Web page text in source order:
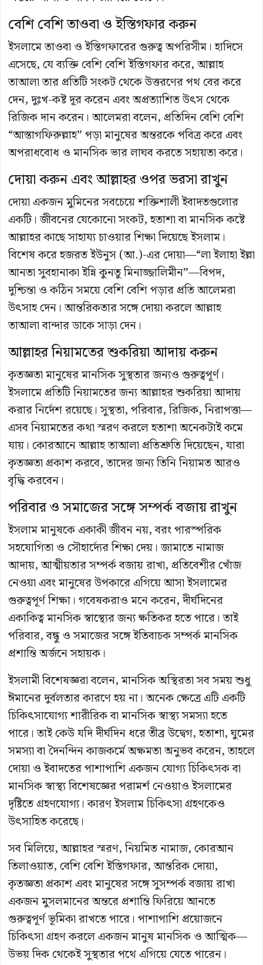
বেশি বেশি তাওবা ও ইস্তিগফার করুন
ইসলামে তাওবা ও ইস্তিগফারের গুরুত্ব অপরিসীম। হাদিসে
এসেছে, যে ব্যক্তি বেশি বেশি ইস্তিগফার করে, আল্লাহ
তাআলা তার প্রতিটি সংকট থেকে উত্তরণের পথ বের করে
দেন, দুঃখ-কষ্ট দূর করেন এবং অপ্রত্যাশিত উৎস থেকে
রিজিক দান করেন। আলেমরা বলেন, প্রতিদিন বেশি বেশি
“আস্তাগফিরুল্লাহ” পড়া মানুষের অন্তরকে পবিত্র করে এবং
অপরাধবোধ ও মানসিক ভার লাঘব করতে সহায়তা করে।
দোয়া করুন এবং আল্লাহর ওপর ভরসা রাখুন
দোয়া একজন মুমিনের সবচেয়ে শক্তিশালী ইবাদতগুলোর
একটি। জীবনের যেকোনো সংকট, হতাশা বা মানসিক কষ্টে
আল্লাহর কাছে সাহায্য চাওয়ার শিক্ষা দিয়েছে ইসলাম।
বিশেষ করে হজরত ইউনুস (আ.)-এর দোয়া—“লা ইলাহা ইল্লা
আনতা সুবহানাকা ইন্নি কুনতু মিনাজ্জালিমীন”—বিপদ,
দুশ্চিন্তা ও কঠিন সময়ে বেশি বেশি পড়ার প্রতি আলেমরা
উৎসাহ দেন। আন্তরিকতার সঙ্গে দোয়া করলে আল্লাহ
তাআলা বান্দার ডাকে সাড়া দেন।
আল্লাহর নিয়ামতের শুকরিয়া আদায় করুন
কৃতজ্ঞতা মানুষের মানসিক সুস্থতার জন্যও গুরুত্বপূর্ণ।
ইসলামে প্রতিটি নিয়ামতের জন্য আল্লাহর শুকরিয়া আদায়
করার নির্দেশ রয়েছে। সুস্থতা, পরিবার, রিজিক, নিরাপত্তা—
এসব নিয়ামতের কথা স্মরণ করলে হতাশা অনেকটাই কমে
যায়। কোরআনে আল্লাহ তাআলা প্রতিশ্রুতি দিয়েছেন, যারা
কৃতজ্ঞতা প্রকাশ করবে, তাদের জন্য তিনি নিয়ামত আরও
বৃদ্ধি করবেন।
পরিবার ও সমাজের সঙ্গে সম্পর্ক বজায় রাখুন
ইসলাম মানুষকে একাকী জীবন নয়, বরং পারস্পরিক
সহযোগিতা ও সৌহার্দ্যের শিক্ষা দেয়। জামাতে নামাজ
আদায়, আত্মীয়তার সম্পর্ক বজায় রাখা, প্রতিবেশীর খোঁজ
নেওয়া এবং মানুষের উপকারে এগিয়ে আসা ইসলামের
গুরুত্বপূর্ণ শিক্ষা। গবেষকরাও মনে করেন, দীর্ঘদিনের
একাকিত্ব মানসিক স্বাস্থ্যের জন্য ক্ষতিকর হতে পারে। তাই
পরিবার, বন্ধু ও সমাজের সঙ্গে ইতিবাচক সম্পর্ক মানসিক
প্রশান্তি অর্জনে সহায়ক।
ইসলামী বিশেষজ্ঞরা বলেন, মানসিক অস্থিরতা সব সময় শুধু
ঈমানের দুর্বলতার কারণে হয় না। অনেক ক্ষেত্রে এটি একটি
চিকিৎসাযোগ্য শারীরিক বা মানসিক স্বাস্থ্য সমস্যা হতে
পারে। তাই কেউ যদি দীর্ঘদিন ধরে তীব্র উদ্বেগ, হতাশা, ঘুমের
সমস্যা বা দৈনন্দিন কাজকর্মে অক্ষমতা অনুভব করেন, তাহলে
দোয়া ও ইবাদতের পাশাপাশি একজন যোগ্য চিকিৎসক বা
মানসিক স্বাস্থ্য বিশেষজ্ঞের পরামর্শ নেওয়াও ইসলামের
দৃষ্টিতে গ্রহণযোগ্য। কারণ ইসলাম চিকিৎসা গ্রহণকেও
উৎসাহিত করেছে।
সব মিলিয়ে, আল্লাহর স্মরণ, নিয়মিত নামাজ, কোরআন
তিলাওয়াত, বেশি বেশি ইস্তিগফার, আন্তরিক দোয়া,
কৃতজ্ঞতা প্রকাশ এবং মানুষের সঙ্গে সুসম্পর্ক বজায় রাখা
একজন মুসলমানের অন্তরে প্রশান্তি ফিরিয়ে আনতে
গুরুত্বপূর্ণ ভূমিকা রাখতে পারে। পাশাপাশি প্রয়োজনে
চিকিৎসা গ্রহণ করলে একজন মানুষ মানসিক ও আত্মিক—
উভয় দিক থেকেই সুস্থতার পথে এগিয়ে যেতে পারেন।